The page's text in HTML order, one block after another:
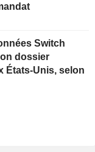
Switch
dossier
États-Unis, selon